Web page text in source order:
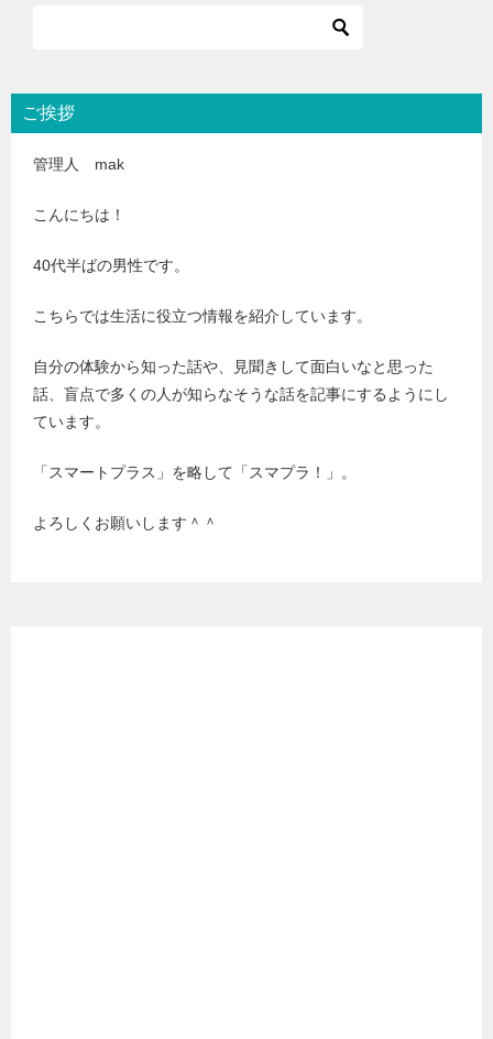
ご挨拶
管理人 mak
こんにちは！
40代半ばの男性です。
こちらでは生活に役立つ情報を紹介しています。
自分の体験から知った話や、見聞きして面白いなと思った
話、盲点で多くの人が知らなそうな話を記事にするようにし
ています。
「スマートプラス」を略して「スマプラ！」。
よろしくお願いします＾＾